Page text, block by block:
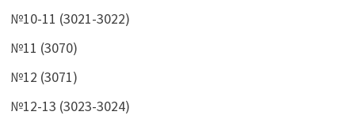
№10-11 (3021-3022)
№11 (3070)
№12 (3071)
№12-13 (3023-3024)